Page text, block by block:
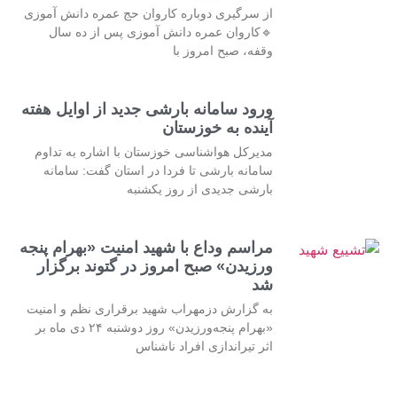
از سرگیری دوباره کاروان حج عمره دانش آموزی
🔹کاروان عمره دانش آموزی پس از ده سال
وقفه، صبح امروز با
ورود سامانه بارشی جدید از اوایل هفته
آینده به خوزستان
مدیرکل هواشناسی خوزستان با اشاره به تداوم
سامانه بارشی تا فردا در استان گفت: سامانه
بارشی جدیدی از روز یکشنبه
مراسم وداع با شهید امنیت «بهرام پنجه
ورزیدن» صبح امروز در گتوند برگزار
شد
به گزارش دزمهراب شهید برقراری نظم و امنیت
«بهرام پنجه‌ورزیدن» روز دوشنبه ۲۴ دی ماه بر
اثر تیراندازی افراد ناشناس